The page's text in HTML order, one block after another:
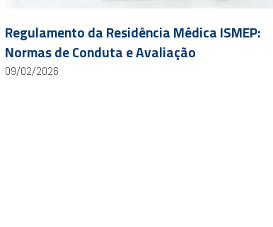
Regulamento da Residência Médica ISMEP:
Normas de Conduta e Avaliação
09/02/2026